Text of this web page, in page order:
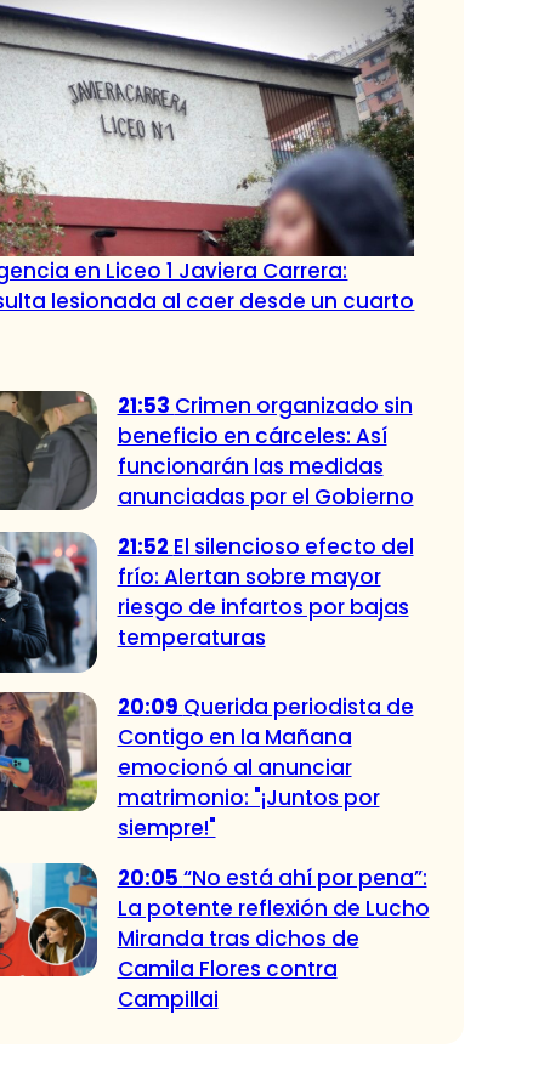
en Liceo 1 Javiera Carrera:
lesionada al caer desde un cuarto
21:53 Crimen organizado sin
beneficio en cárceles: Así
funcionarán las medidas
anunciadas por el Gobierno
21:52 El silencioso efecto del
frío: Alertan sobre mayor
riesgo de infartos por bajas
temperaturas
20:09 Querida periodista de
Contigo en la Mañana
emocionó al anunciar
matrimonio: "¡Juntos por
siempre!"
20:05 “No está ahí por pena”:
La potente reflexión de Lucho
Miranda tras dichos de
Camila Flores contra
Campillai